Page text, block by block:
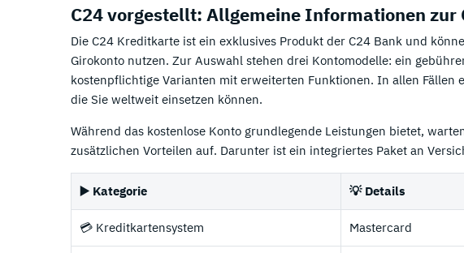
C24 vorgestellt: Allgemeine Informationen zur
Die C24 Kreditkarte ist ein exklusives Produkt der C24 Bank und
Girokonto nutzen. Zur Auswahl stehen drei Kontomodelle: ein
kostenpflichtige Varianten mit erweiterten Funktionen. In allen Fällen
die Sie weltweit einsetzen können.
Während das kostenlose Konto grundlegende Leistungen bietet,
zusätzlichen Vorteilen auf. Darunter ist ein integriertes Paket an
▶️ Kategorie 💡 Details
💳 Kreditkartensystem Mastercard